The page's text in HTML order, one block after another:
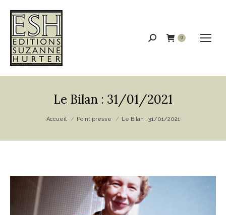
Recherche
0
Le Bilan : 31/01/2021
Vous êtes ici :
Accueil Point presse Le Bilan : 31/01/2021